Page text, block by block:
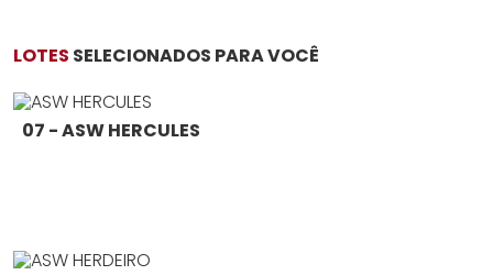
LOTES SELECIONADOS PARA VOCÊ
07 - ASW HERCULES